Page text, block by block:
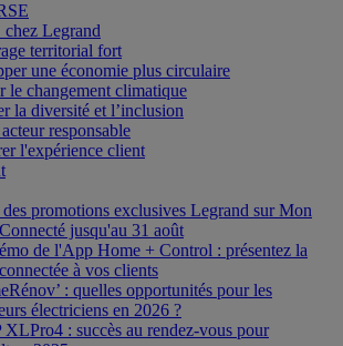
Legrand
territorial fort
une économie plus circulaire
le changement climatique
la diversité et l’inclusion
responsable
l'expérience client
promotions exclusives Legrand sur Mon
jusqu'au 31 août
de l'App Home + Control : présentez la
à vos clients
: quelles opportunités pour les
électriciens en 2026 ?
XLPro4 : succès au rendez-vous pour